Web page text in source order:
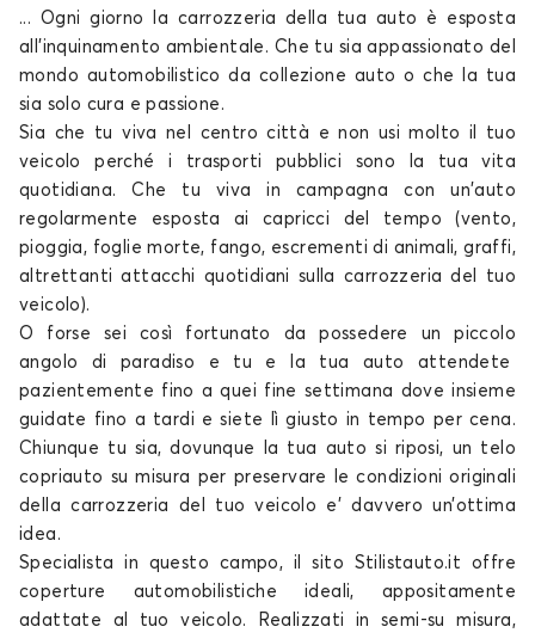
Telo copriauto per XPENG P7
P7+
Telo copriauto per XPENG P7+
X9
... Ogni giorno la carrozzeria della tua auto è esposta
all'inquinamento ambientale. Che tu sia appassionato del
mondo automobilistico da collezione auto o che la tua
sia solo cura e passione.
Sia che tu viva nel centro città e non usi molto il tuo
veicolo perché i trasporti pubblici sono la tua vita
quotidiana. Che tu viva in campagna con un'auto
regolarmente esposta ai capricci del tempo (vento,
pioggia, foglie morte, fango, escrementi di animali, graffi,
altrettanti attacchi quotidiani sulla carrozzeria del tuo
veicolo).
O forse sei così fortunato da possedere un piccolo
angolo di paradiso e tu e la tuaauto
attendete
pazientemente fino a quei fine settimana dove insieme
guidate fino a tardi e siete lì giusto in tempo per cena.
Chiunque tu sia, dovunque la tua auto si riposi, un telo
copriauto su misura per preservare le condizioni originali
della carrozzeria del tuoveicolo e’ davvero un’ottima
idea.
Specialista in questo campo, ilsito Stilistauto.it offre
coperture automobilistiche ideali, appositamente
adattate al tuo veicolo. Realizzati in semi-su misura,